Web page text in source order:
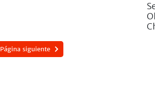
Página siguiente